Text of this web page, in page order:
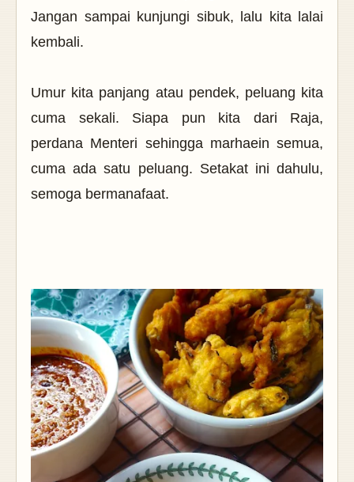
Jangan sampai kunjungi sibuk, lalu kita lalai
kembali.
Umur kita panjang atau pendek, peluang kita
cuma sekali. Siapa pun kita dari Raja,
perdana Menteri sehingga marhaein semua,
cuma ada satu peluang. Setakat ini dahulu,
semoga bermanafaat.